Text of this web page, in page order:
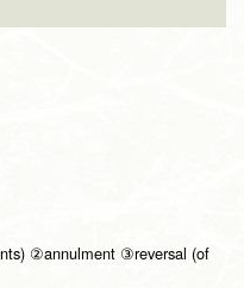
②annulment ③reversal (of